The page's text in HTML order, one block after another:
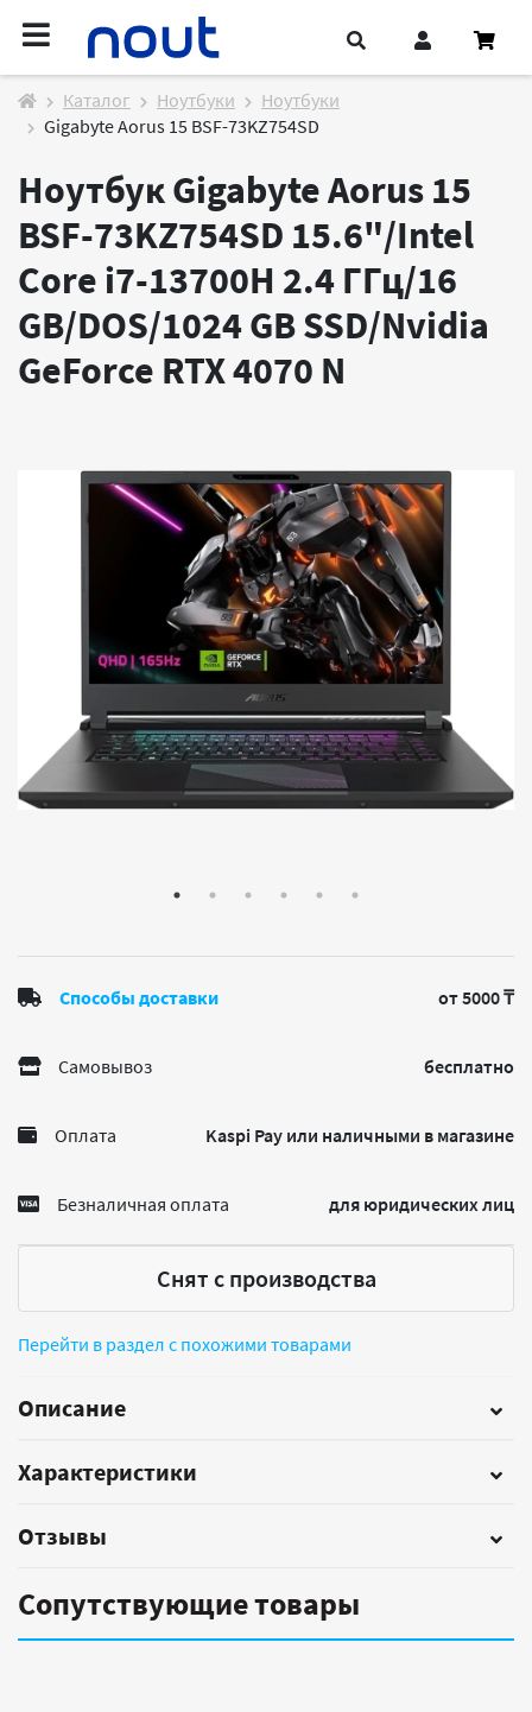
Каталог Ноутбуки
Ноутбуки
Gigabyte Aorus 15 BSF-73KZ754SD
Ноутбук Gigabyte Aorus 15
BSF-73KZ754SD 15.6"/Intel
Core i7-13700H 2.4 ГГц/16
GB/DOS/1024 GB SSD/Nvidia
GeForce RTX 4070 N
Способы доставки от 5000 ₸
Самовывоз бесплатно
Оплата Kaspi Pay или наличными в магазине
Безналичная оплата для юридических лиц
Снят с производства
Перейти в раздел с похожими товарами
Описание
Характеристики
Отзывы
Сопутствующие товары